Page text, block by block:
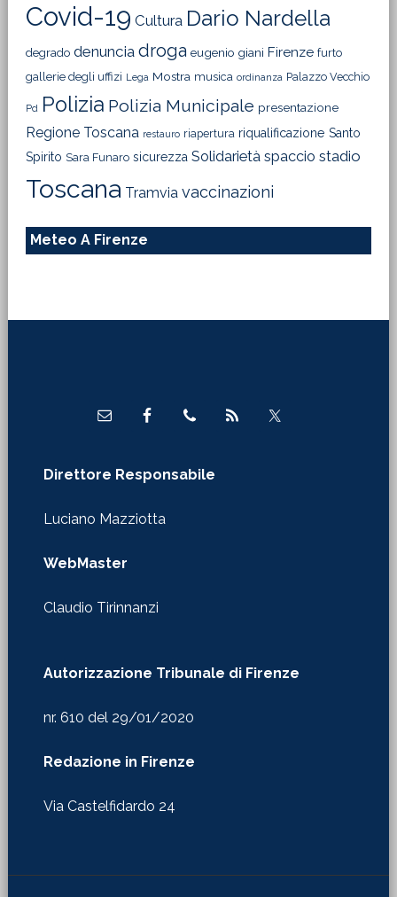
Covid-19 Cultura Dario Nardella
degrado denuncia droga eugenio giani Firenze furto
gallerie degli uffizi Lega Mostra musica ordinanza Palazzo Vecchio
Pd Polizia Polizia Municipale presentazione
Regione Toscana restauro riapertura riqualificazione Santo
Spirito Sara Funaro sicurezza Solidarietà spaccio stadio
Toscana Tramvia vaccinazioni
Meteo A Firenze
Direttore Responsabile
Luciano Mazziotta
WebMaster
Claudio Tirinnanzi
Autorizzazione Tribunale di Firenze
nr. 610 del 29/01/2020
Redazione in Firenze
Via Castelfidardo 24